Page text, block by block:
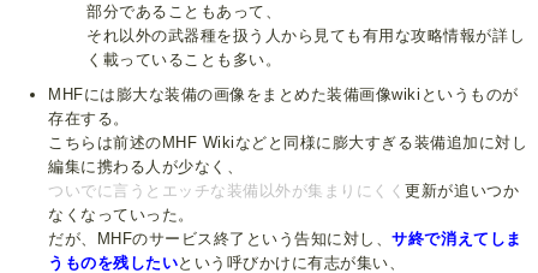
部分であることもあって、
それ以外の武器種を扱う人から見ても有用な攻略情報が詳し
く載っていることも多い。
MHFには膨大な装備の画像をまとめた装備画像wikiというものが
存在する。
こちらは前述のMHF Wikiなどと同様に膨大すぎる装備追加に対し
編集に携わる人が少なく、
ついでに言うとエッチな装備以外が集まりにくく更新が追いつか
なくなっていった。
だが、MHFのサービス終了という告知に対し、サ終で消えてしま
うものを残したいという呼びかけに有志が集い、